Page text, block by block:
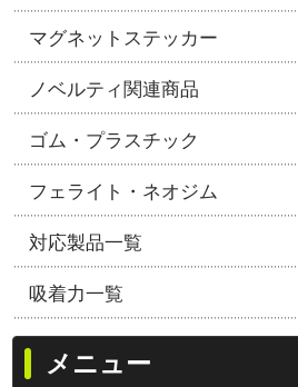
マグネットステッカー
ノベルティ関連商品
ゴム・プラスチック
フェライト・ネオジム
対応製品一覧
吸着力一覧
メニュー